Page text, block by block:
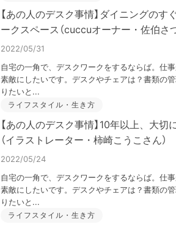
【あの人のデスク事情】ダイニングの
ークスペース（cuccuオーナー・佐伯さ
2022/05/31
自宅の一角で、デスクワークをするならば。仕
素敵にしたいです。デスクやチェアは？書類の
りたいと...
ライフスタイル・生き方
【あの人のデスク事情】10年以上、大
（イラストレーター・柿崎こうこさん）
2022/05/24
自宅の一角で、デスクワークをするならば。仕
素敵にしたいです。デスクやチェアは？書類の
りたいと...
ライフスタイル・生き方